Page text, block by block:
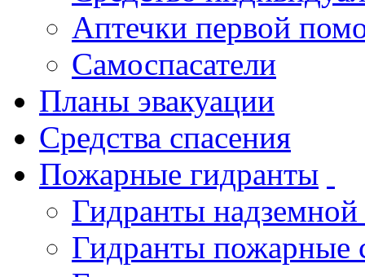
Аптечки первой
Самоспасатели
Планы эвакуации
Средства спасения
Пожарные гидранты
Гидранты
Гидранты пожарные